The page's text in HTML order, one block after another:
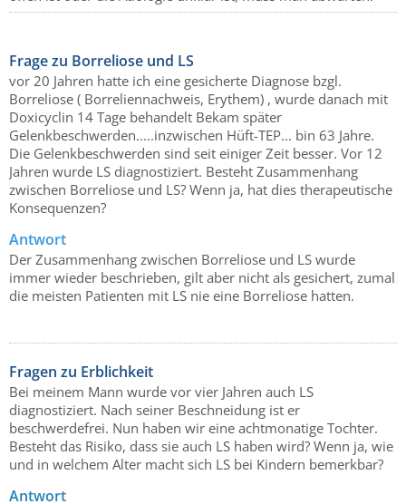
Frage zu Borreliose und LS
vor 20 Jahren hatte ich eine gesicherte Diagnose bzgl.
Borreliose ( Borreliennachweis, Erythem) , wurde danach mit
Doxicyclin 14 Tage behandelt Bekam später
Gelenkbeschwerden.....inzwischen Hüft-TEP... bin 63 Jahre.
Die Gelenkbeschwerden sind seit einiger Zeit besser. Vor 12
Jahren wurde LS diagnostiziert. Besteht Zusammenhang
zwischen Borreliose und LS? Wenn ja, hat dies therapeutische
Konsequenzen?
Antwort
Der Zusammenhang zwischen Borreliose und LS wurde
immer wieder beschrieben, gilt aber nicht als gesichert, zumal
die meisten Patienten mit LS nie eine Borreliose hatten.
Fragen zu Erblichkeit
Bei meinem Mann wurde vor vier Jahren auch LS
diagnostiziert. Nach seiner Beschneidung ist er
beschwerdefrei. Nun haben wir eine achtmonatige Tochter.
Besteht das Risiko, dass sie auch LS haben wird? Wenn ja, wie
und in welchem Alter macht sich LS bei Kindern bemerkbar?
Antwort